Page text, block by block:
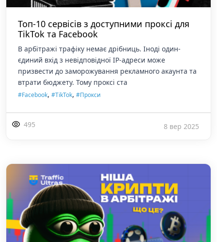
Топ-10 сервісів з доступними проксі для
TikTok та Facebook
В арбітражі трафіку немає дрібниць. Іноді один-
єдиний вхід з невідповідної IP-адреси може
призвести до заморожування рекламного акаунта та
втрати бюджету. Тому проксі ста
#Facebook, #TikTok, #Прокси
495 8 вер 2025